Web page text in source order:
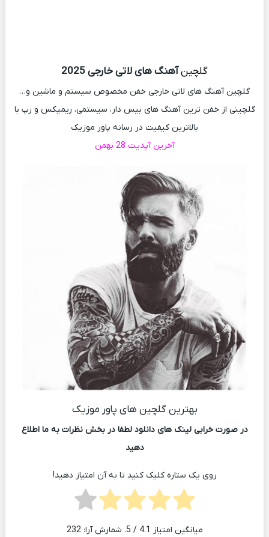
گلچینآهنگ های لاتی خارجی 2025
گلچین آهنگ های لاتی خارجی خفن مخصوص سیستم و ماشین و…
گلچینی از خفن ترین آهنگ های بیس دار، سیستمی، ریمیکس و رپ با
بالاترین کیفیت در رسانه پاور موزیک
آخرین آپدیت 28 بهمن
بهترین گلچین های پاور موزیک
در صورت خرابی لینک های دانلود لطفا در بخش نظرات به ما اطلاع
دهید
روی یک ستاره کلیک کنید تا به آن امتیاز دهید!
میانگین امتیاز 4.1 / 5. شمارش آرا: 232